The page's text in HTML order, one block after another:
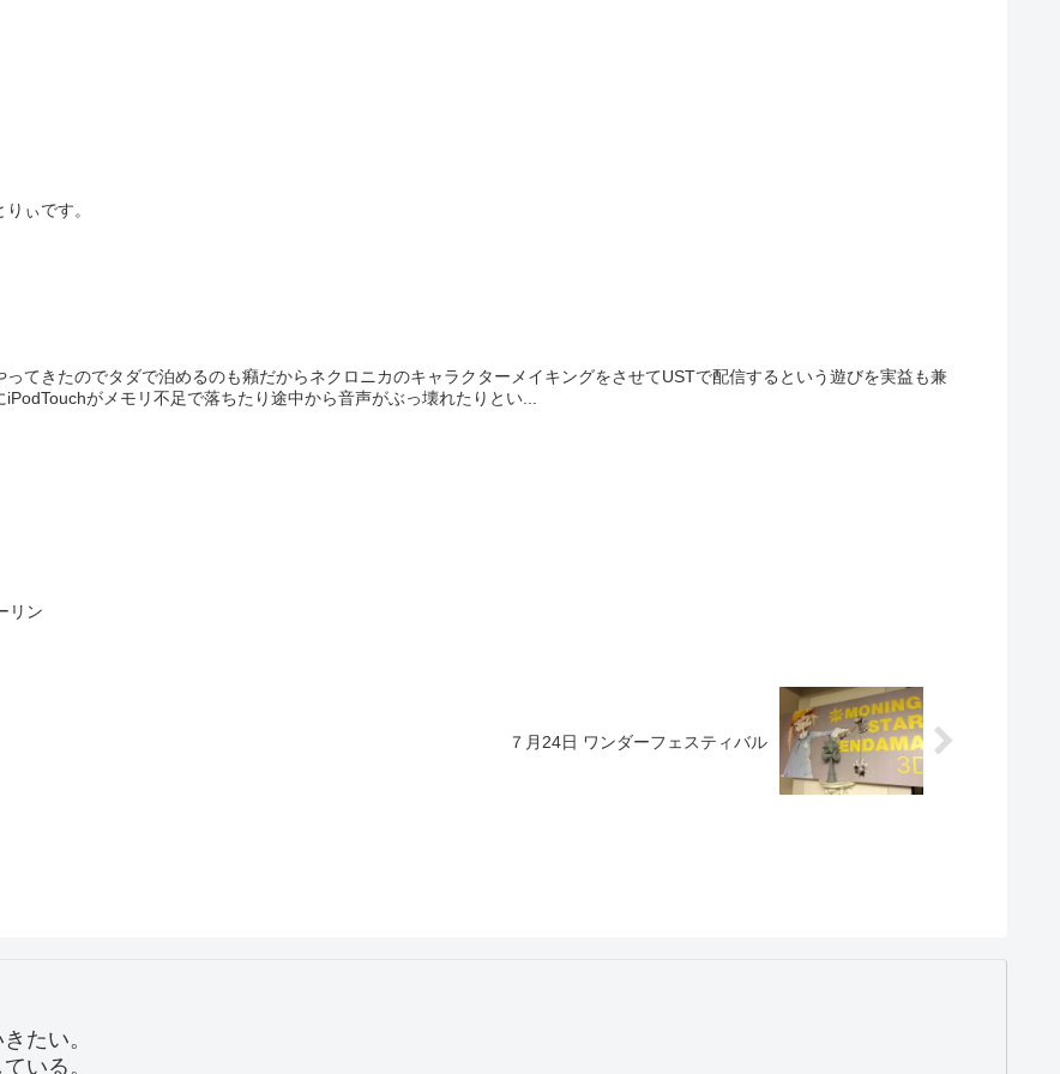
ぃです。
てきたのでタダで泊めるのも癪だからネクロニカのキャラクターメイキングをさせてUSTで配信するという遊びを実益も兼
がメモリ不足で落ちたり途中から音声がぶっ壊れたりとい...
リン
７月24日 ワンダーフェスティバル
たい。
いる。